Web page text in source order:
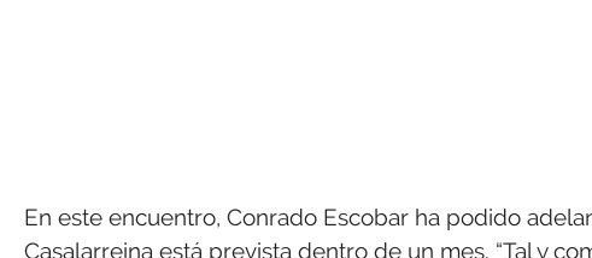
En este encuentro, Conrado Escobar ha podido
Casalarreina está prevista dentro de un mes. “Tal y